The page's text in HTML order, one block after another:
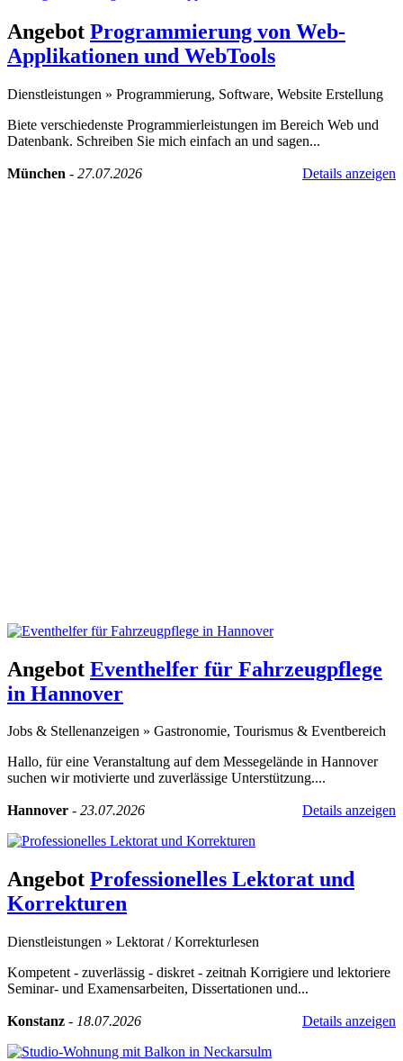
Angebot Programmierung von Web-
Applikationen und WebTools
Dienstleistungen » Programmierung, Software, Website Erstellung
Biete verschiedenste Programmierleistungen im Bereich Web und
Datenbank. Schreiben Sie mich einfach an und sagen...
München - 27.07.2026 Details anzeigen
Angebot Eventhelfer für Fahrzeugpflege
in Hannover
Jobs & Stellenanzeigen » Gastronomie, Tourismus & Eventbereich
Hallo, für eine Veranstaltung auf dem Messegelände in Hannover
suchen wir motivierte und zuverlässige Unterstützung....
Hannover - 23.07.2026 Details anzeigen
Angebot Professionelles Lektorat und
Korrekturen
Dienstleistungen » Lektorat / Korrekturlesen
Kompetent - zuverlässig - diskret - zeitnah Korrigiere und lektoriere
Seminar- und Examensarbeiten, Dissertationen und...
Konstanz - 18.07.2026 Details anzeigen